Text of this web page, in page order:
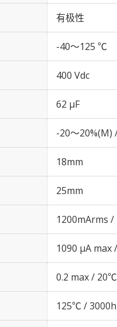
有极性
-40～125 ℃
400 Vdc
62 µF
-20～
18mm
25mm
1200mArms
1090 μA
0.2 max /
125℃ /